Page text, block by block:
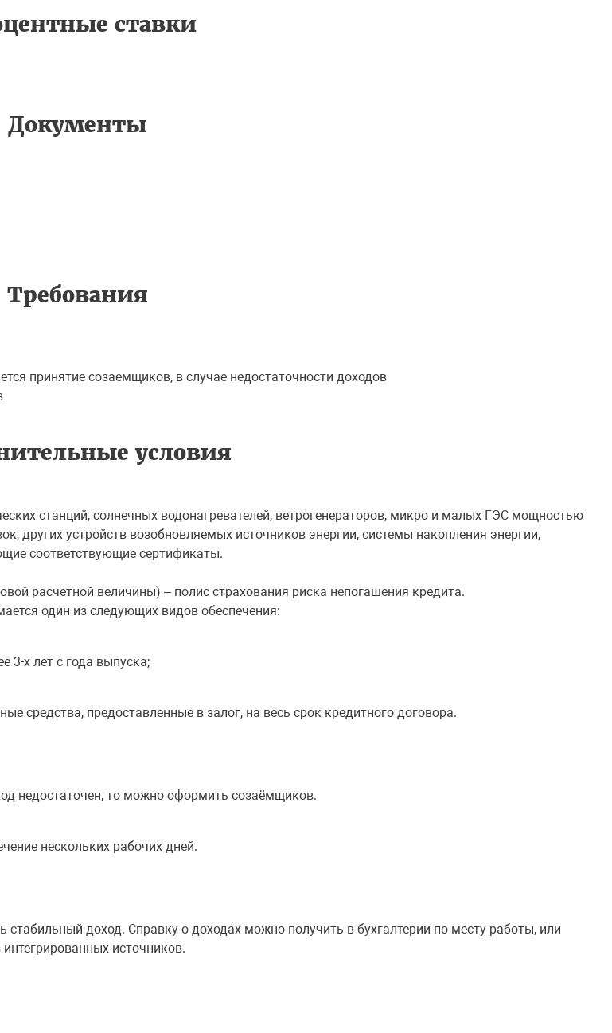
ставки
Документы
Требования
принятие созаемщиков, в случае недостаточности доходов
условия
станций, солнечных водонагревателей, ветрогенераторов, микро и малых ГЭС мощностью
других устройств возобновляемых источников энергии, системы накопления энергии,
соответствующие сертификаты.
расчетной величины) – полис страхования риска непогашения кредита.
один из следующих видов обеспечения:
3-х лет с года выпуска;
средства, предоставленные в залог, на весь срок кредитного договора.
недостаточен, то можно оформить созаёмщиков.
нескольких рабочих дней.
доход. Справку о доходах можно получить в бухгалтерии по месту работы, или
источников.